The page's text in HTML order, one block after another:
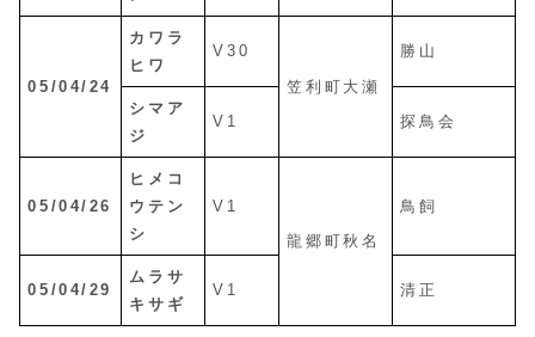
05/04/24
カワラ
ヒワ
V30
笠利町大瀬
勝山
シマア
ジ
V1 探鳥会
05/04/26
ヒメコ
ウテン
シ
V1
龍郷町秋名
鳥飼
05/04/29
ムラサ
キサギ
V1 清正